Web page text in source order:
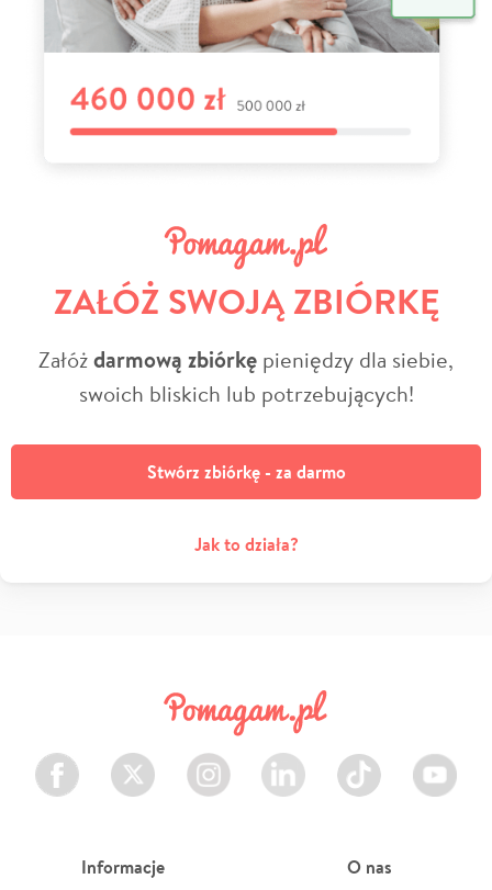
ZAŁÓŻ SWOJĄ ZBIÓRKĘ
Załóżdarmową zbiórkę pieniędzy dla siebie,
swoich bliskich lub potrzebujących!
Stwórz zbiórkę - za darmo
Jak to działa?
Facebook Twitter Instagram LinkedIn TikTok Youtube
Informacje O nas